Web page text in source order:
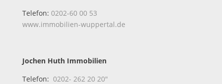
Telefon: 0202-60 00 53
www.immobilien-wuppertal.de
Jochen Huth Immobilien
Telefon: 0202- 262 20 20″